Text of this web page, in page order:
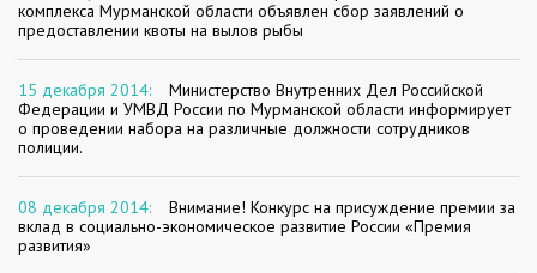
комплекса Мурманской области объявлен сбор заявлений о
предоставлении квоты на вылов рыбы
15 декабря 2014:
Министерство Внутренних Дел Российской
Федерации и УМВД России по Мурманской области информирует
о проведении набора на различные должности сотрудников
полиции.
08 декабря 2014:
Внимание! Конкурс на присуждение премии за
вклад в социально-экономическое развитие России «Премия
развития»